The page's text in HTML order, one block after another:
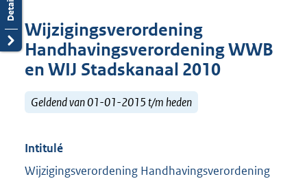
Wijzigingsverordening
Handhavingsverordening WWB
en WIJ Stadskanaal 2010
Geldend van 01-01-2015 t/m heden
Intitulé
Wijzigingsverordening Handhavingsverordening